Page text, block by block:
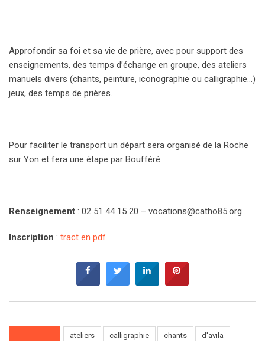
Approfondir sa foi et sa vie de prière, avec pour support des
enseignements, des temps d’échange en groupe, des ateliers
manuels divers (chants, peinture, iconographie ou calligraphie…)
jeux, des temps de prières.
Pour faciliter le transport un départ sera organisé de la Roche
sur Yon et fera une étape par Boufféré
Renseignement : 02 51 44 15 20 – vocations@catho85.org
Inscription : tract en pdf
ateliers calligraphie chants d'avila